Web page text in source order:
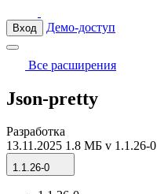
Вход Демо-доступ
Все расширения
Json-pretty
Разработка
13.11.2025 1.8 МБ v 1.1.26-0
1.1.26-0